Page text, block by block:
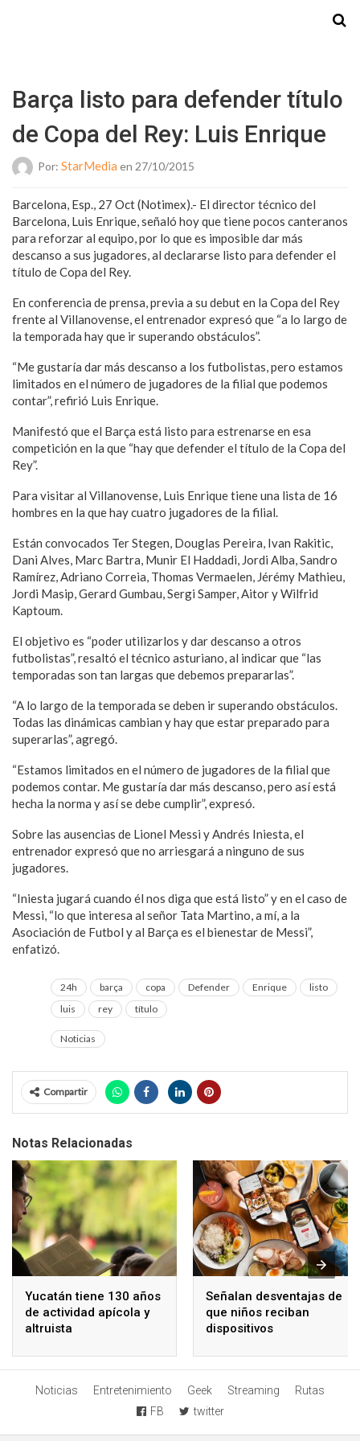
Barça listo para defender título
de Copa del Rey: Luis Enrique
Por: StarMedia en 27/10/2015
Barcelona, Esp., 27 Oct (Notimex).- El director técnico del
Barcelona, Luis Enrique, señaló hoy que tiene pocos canteranos
para reforzar al equipo, por lo que es imposible dar más
descanso a sus jugadores, al declararse listo para defender el
título de Copa del Rey.
En conferencia de prensa, previa a su debut en la Copa del Rey
frente al Villanovense, el entrenador expresó que “a lo largo de
la temporada hay que ir superando obstáculos”.
“Me gustaría dar más descanso a los futbolistas, pero estamos
limitados en el número de jugadores de la filial que podemos
contar”, refirió Luis Enrique.
Manifestó que el Barça está listo para estrenarse en esa
competición en la que “hay que defender el título de la Copa del
Rey”.
Para visitar al Villanovense, Luis Enrique tiene una lista de 16
hombres en la que hay cuatro jugadores de la filial.
Están convocados Ter Stegen, Douglas Pereira, Ivan Rakitic,
Dani Alves, Marc Bartra, Munir El Haddadi, Jordi Alba, Sandro
Ramírez, Adriano Correia, Thomas Vermaelen, Jérémy Mathieu,
Jordi Masip, Gerard Gumbau, Sergi Samper, Aitor y Wilfrid
Kaptoum.
El objetivo es “poder utilizarlos y dar descanso a otros
futbolistas”, resaltó el técnico asturiano, al indicar que “las
temporadas son tan largas que debemos prepararlas”.
“A lo largo de la temporada se deben ir superando obstáculos.
Todas las dinámicas cambian y hay que estar preparado para
superarlas”, agregó.
“Estamos limitados en el número de jugadores de la filial que
podemos contar. Me gustaría dar más descanso, pero así está
hecha la norma y así se debe cumplir”, expresó.
Sobre las ausencias de Lionel Messi y Andrés Iniesta, el
entrenador expresó que no arriesgará a ninguno de sus
jugadores.
“Iniesta jugará cuando él nos diga que está listo” y en el caso de
Messi, “lo que interesa al señor Tata Martino, a mí, a la
Asociación de Futbol y al Barça es el bienestar de Messi”,
enfatizó.
24h barça copa Defender Enrique
listo
luis
rey título
Noticias
Compartir
Notas Relacionadas
Yucatán tiene 130 años
de actividad apícola y
altruista
Señalan desventajas de
que niños reciban
dispositivos
Noticias Entretenimiento Geek Streaming
Rutas
FB
twitter